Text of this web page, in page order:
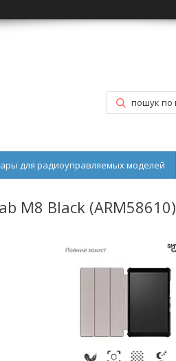
для радиоуправляемых моделей
M8 Black (ARM58610)